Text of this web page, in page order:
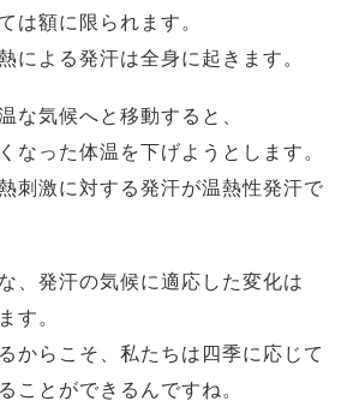
は額に限られます。
による発汗は全身に起きます。
な気候へと移動すると、
なった体温を下げようとします。
刺激に対する発汗が温熱性発汗で
、発汗の気候に適応した変化は
す。
からこそ、私たちは四季に応じて
ことができるんですね。